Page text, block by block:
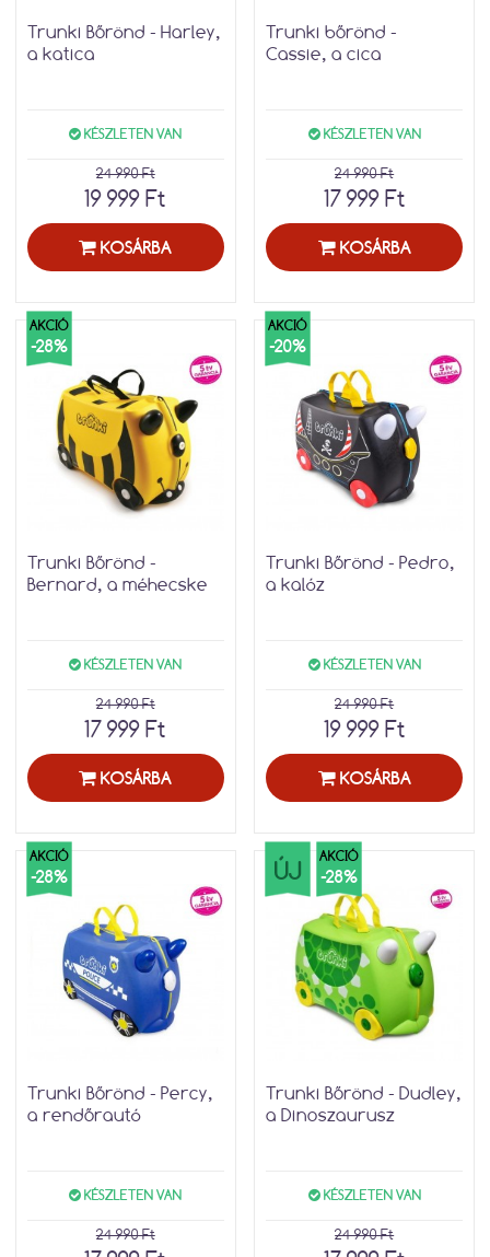
Trunki Bőrönd - Harley,
a katica
KÉSZLETEN VAN
24 990 Ft
19 999 Ft
KOSÁRBA
Trunki bőrönd -
Cassie, a cica
KÉSZLETEN VAN
24 990 Ft
17 999 Ft
KOSÁRBA
AKCIÓ
-28%
Trunki Bőrönd -
Bernard, a méhecske
KÉSZLETEN VAN
24 990 Ft
17 999 Ft
KOSÁRBA
AKCIÓ
-20%
Trunki Bőrönd - Pedro,
a kalóz
KÉSZLETEN VAN
24 990 Ft
19 999 Ft
KOSÁRBA
AKCIÓ
-28%
Trunki Bőrönd - Percy,
a rendőrautó
KÉSZLETEN VAN
24 990 Ft
ÚJ AKCIÓ
-28%
Trunki Bőrönd - Dudley,
a Dinoszaurusz
KÉSZLETEN VAN
24 990 Ft